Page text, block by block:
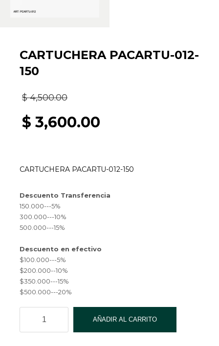
CARTUCHERA PACARTU-012-
150
$4,500.00
precio
$ 4,500.00.
$ 3,600.00
precio
es:
$ 3,600.00.
CARTUCHERA PACARTU-012-150
Descuento Transferencia
150.000---5%
300.000---10%
500.000---15%
Descuento en efectivo
$100.000---5%
$200.000--10%
$350.000---15%
$500.000---20%
PACARTU-
012-
AÑADIR AL CARRITO